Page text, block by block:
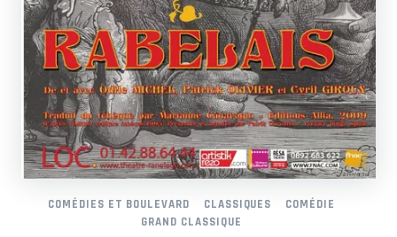
COMÉDIES ET BOULEVARD CLASSIQUES
COMÉDIE
GRAND CLASSIQUE